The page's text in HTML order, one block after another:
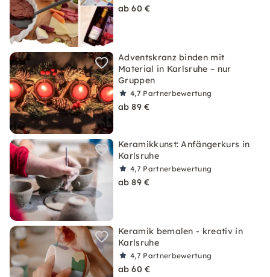
ab 60 €
Adventskranz binden mit
Material in Karlsruhe – nur
Gruppen
4,7 Partnerbewertung
ab 89 €
Keramikkunst: Anfängerkurs in
Karlsruhe
4,7 Partnerbewertung
ab 89 €
Keramik bemalen - kreativ in
Karlsruhe
4,7 Partnerbewertung
ab 60 €